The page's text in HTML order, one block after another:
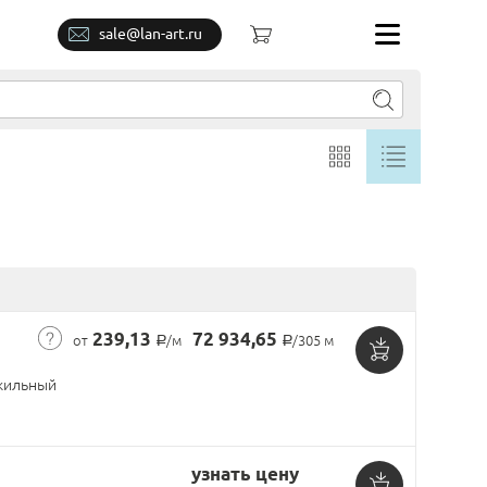
sale@lan-art.ru
от 239,13 Р/м 72 934,65 Р/305 м
узнать цену